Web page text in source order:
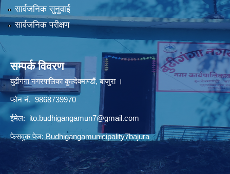
सार्वजनिक सुनुवाई
सार्वजनिक परीक्षण
सम्पर्क विवरण
बुढीगंगा नगरपालिका कुल्देवमाण्डौं, बाजुरा ।
फोन नं. 9868739970
ईमेल: ito.budhigangamun7@gmail.com
फेसवुक पेज: Budhigangamunicipality7bajura